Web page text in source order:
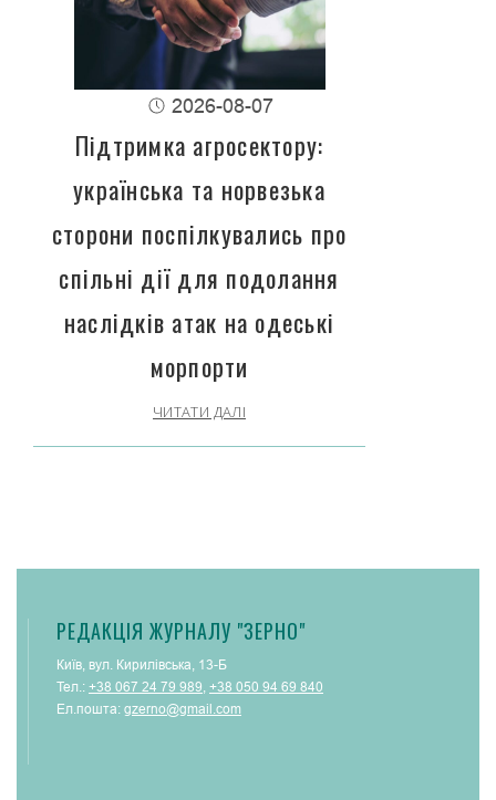
2026-08-07
Підтримка агросектору:
українська та норвезька
сторони поспілкувались про
спільні дії для подолання
наслідків атак на одеські
морпорти
ЧИТАТИ ДАЛІ
РЕДАКЦІЯ ЖУРНАЛУ "ЗЕРНО"
Київ, вул. Кирилівська, 13-Б
Тел.: +38 067 24 79 989 +38 050 94 69 840
Ел.пошта: gzerno@gmail.com